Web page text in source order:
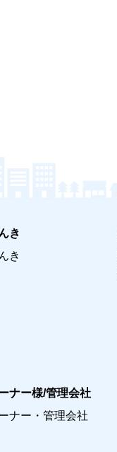
き
き
ナー様/管理会社
ナー・管理会社